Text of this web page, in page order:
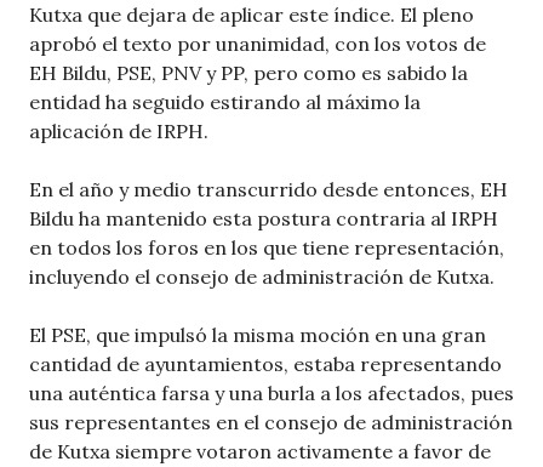
Kutxa que dejara de aplicar este índice. El pleno
aprobó el texto por unanimidad, con los votos de
EH Bildu, PSE, PNV y PP, pero como es sabido la
entidad ha seguido estirando al máximo la
aplicación de IRPH.
En el año y medio transcurrido desde entonces, EH
Bildu ha mantenido esta postura contraria al IRPH
en todos los foros en los que tiene representación,
incluyendo el consejo de administración de Kutxa.
El PSE, que impulsó la misma moción en una gran
cantidad de ayuntamientos, estaba representando
una auténtica farsa y una burla a los afectados, pues
sus representantes en el consejo de administración
de Kutxa siempre votaron activamente a favor de